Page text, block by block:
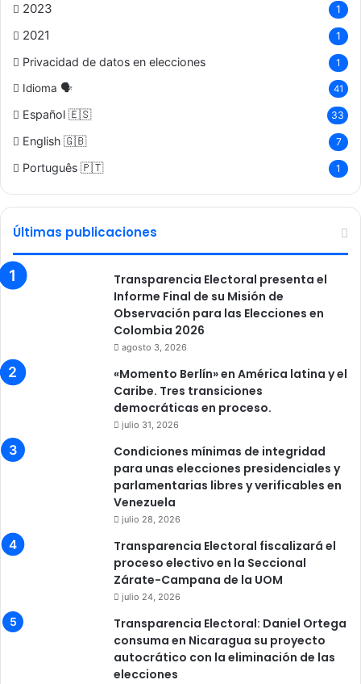
2023 1
2021 1
Privacidad de datos en elecciones 1
Idioma 🗣️ 41
Español 🇪🇸 33
English 🇬🇧 7
Português 🇵🇹 1
Últimas publicaciones
Transparencia Electoral presenta el
Informe Final de su Misión de
Observación para las Elecciones en
Colombia 2026
agosto 3, 2026
«Momento Berlín» en América latina y el
Caribe. Tres transiciones
democráticas en proceso.
julio 31, 2026
Condiciones mínimas de integridad
para unas elecciones presidenciales y
parlamentarias libres y verificables en
Venezuela
julio 28, 2026
Transparencia Electoral fiscalizará el
proceso electivo en la Seccional
Zárate-Campana de la UOM
julio 24, 2026
Transparencia Electoral: Daniel Ortega
consuma en Nicaragua su proyecto
autocrático con la eliminación de las
elecciones